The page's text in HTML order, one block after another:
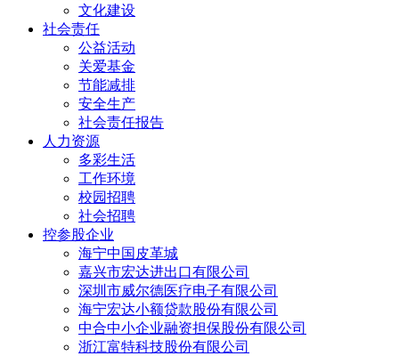
文化建设
社会责任
公益活动
关爱基金
节能减排
安全生产
社会责任报告
人力资源
多彩生活
工作环境
校园招聘
社会招聘
控参股企业
海宁中国皮革城
嘉兴市宏达进出口有限公司
深圳市威尔德医疗电子有限公司
海宁宏达小额贷款股份有限公司
中合中小企业融资担保股份有限公司
浙江富特科技股份有限公司